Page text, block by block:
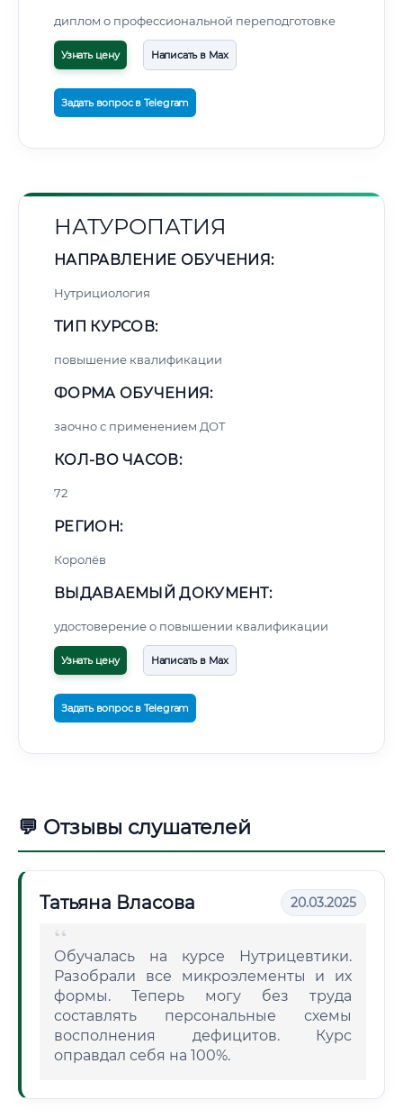
диплом о профессиональной переподготовке
Узнать цену Написать в Max
Задать вопрос в Telegram
НАТУРОПАТИЯ
НАПРАВЛЕНИЕ ОБУЧЕНИЯ:
Нутрициология
ТИП КУРСОВ:
повышение квалификации
ФОРМА ОБУЧЕНИЯ:
заочно с применением ДОТ
КОЛ-ВО ЧАСОВ:
72
РЕГИОН:
Королёв
ВЫДАВАЕМЫЙ ДОКУМЕНТ:
удостоверение о повышении квалификации
Узнать цену Написать в Max
Задать вопрос в Telegram
💬 Отзывы слушателей
Татьяна Власова 20.03.2025
Обучалась на курсе Нутрицевтики.
Разобрали все микроэлементы и их
формы. Теперь могу без труда
составлять персональные схемы
восполнения дефицитов. Курс
оправдал себя на 100%.